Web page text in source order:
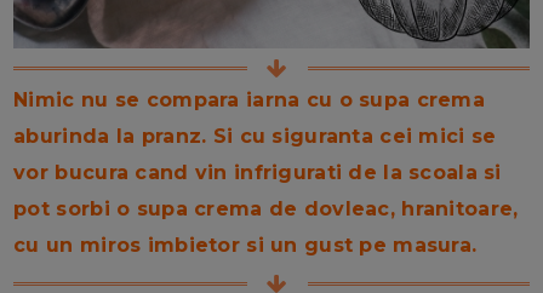
Nimic nu se compara iarna cu o supa crema
aburinda la pranz. Si cu siguranta cei mici se
vor bucura cand vin infrigurati de la scoala si
pot sorbi o supa crema de dovleac, hranitoare,
cu un miros imbietor si un gust pe masura.